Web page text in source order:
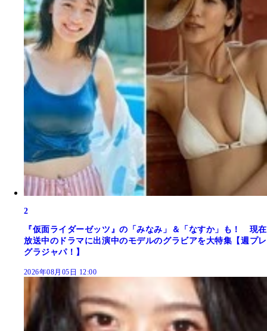
2
『仮面ライダーゼッツ』の「みなみ」＆「なすか」も！ 現在
放送中のドラマに出演中のモデルのグラビアを大特集【週プレ
グラジャパ！】
2026年08月05日 12:00